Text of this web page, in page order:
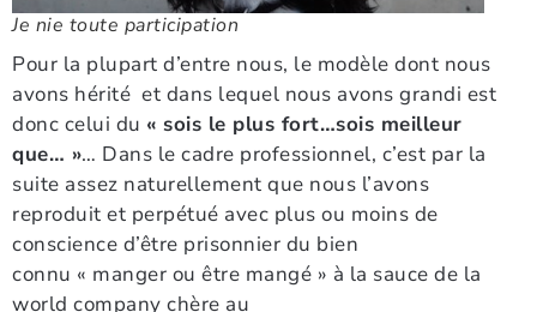
Je nie toute participation
Pour la plupart d’entre nous, le modèle dont nous
avons hérité et dans lequel nous avons grandi est
donc celui du « sois le plus fort…sois meilleur
que… »… Dans le cadre professionnel, c’est par la
suite assez naturellement que nous l’avons
reproduit et perpétué avec plus ou moins de
conscience d’être prisonnier du bien
connu « manger ou être mangé » à la sauce de la
world company chère au